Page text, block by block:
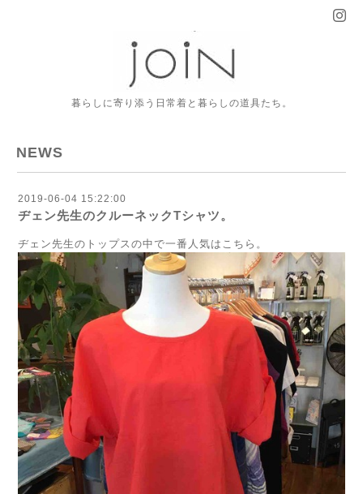
暮らしに寄り添う日常着と暮らしの道具たち。
NEWS
2019-06-04 15:22:00
ヂェン先生のクルーネックTシャツ。
ヂェン先生のトップスの中で一番人気はこちら。